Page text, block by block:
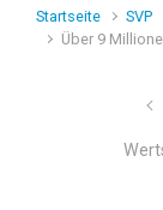
Startseite SVP
Über 9